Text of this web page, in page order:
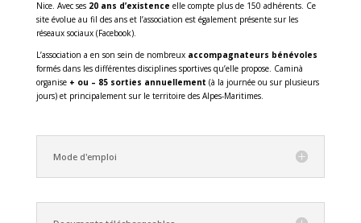
Nice. Avec ses 20 ans d’existence elle compte plus de 150 adhérents. Ce
site évolue au fil des ans et l’association est également présente sur les
réseaux sociaux (Facebook).
L’association a en son sein de nombreux accompagnateurs bénévoles
formés dans les différentes disciplines sportives qu’elle propose. Caminà
organise + ou – 85 sorties annuellement (à la journée ou sur plusieurs
jours) et principalement sur le territoire des Alpes-Maritimes.
Mode d'emploi